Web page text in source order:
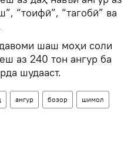
“тоифӣ”, “тагобӣ” ва
шаш моҳи соли
аз 240 тон ангур ба
шудааст.
ангур бозор шимол